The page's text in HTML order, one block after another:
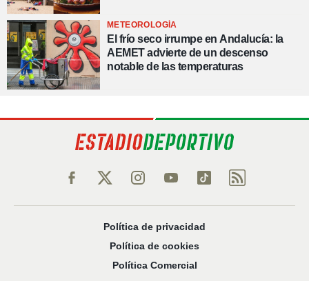
METEOROLOGÍA
El frío seco irrumpe en Andalucía: la
AEMET advierte de un descenso
notable de las temperaturas
Política de privacidad
Política de cookies
Política Comercial